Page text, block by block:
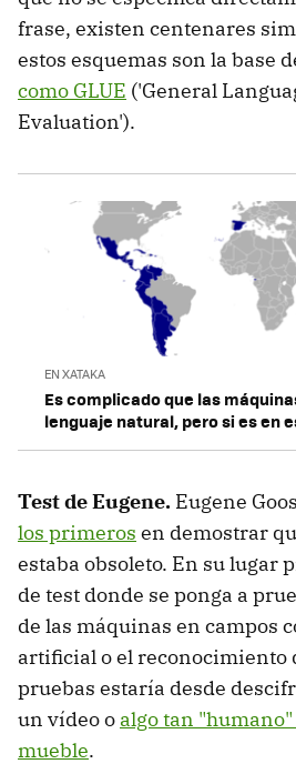
frase, existen centenares
estos esquemas son la base
como GLUE ('General
Evaluation').
EN XATAKA
Es complicado que las
lenguaje natural, pero si es en
Test de Eugene. Eugene
los primeros en demostrar
estaba obsoleto. En su lugar
de test donde se ponga a
de las máquinas en campos
artificial o el reconocimiento
pruebas estaría desde
un vídeo o algo tan
mueble.